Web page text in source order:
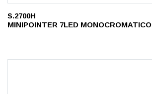
S.2700H
MINIPOINTER 7LED MONOCROMATICO